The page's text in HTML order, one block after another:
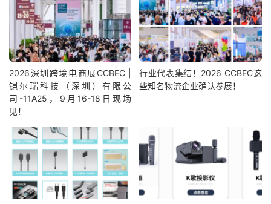
2026深圳跨境电商展CCBEC |
铠尔瑞科技（深圳）有限公
司-11A25，9月16-18日现场
见！
行业代表集结！2026 CCBEC这
些知名物流企业确认参展！